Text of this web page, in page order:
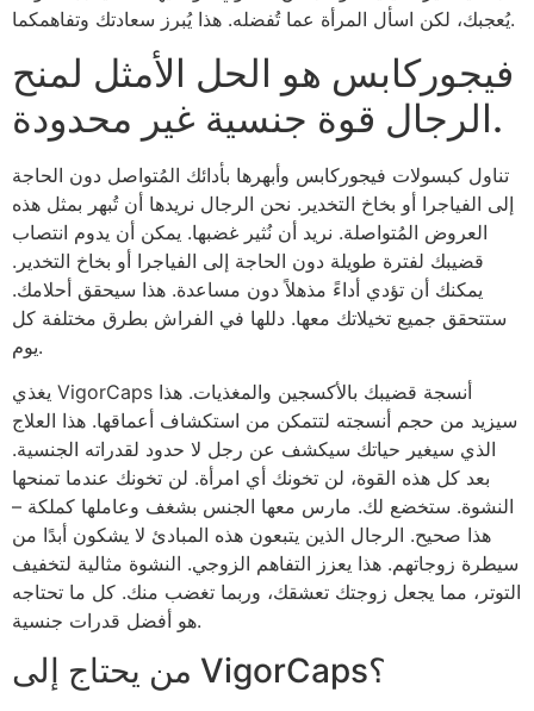
يُعجبك، لكن اسأل المرأة عما تُفضله. هذا يُبرز سعادتك وتفاهمكما.
فيجوركابس هو الحل الأمثل لمنح
الرجال قوة جنسية غير محدودة.
تناول كبسولات فيجوركابس وأبهرها بأدائك المُتواصل دون الحاجة
إلى الفياجرا أو بخاخ التخدير. نحن الرجال نريدها أن تُبهر بمثل هذه
العروض المُتواصلة. نريد أن نُثير غضبها. يمكن أن يدوم انتصاب
قضيبك لفترة طويلة دون الحاجة إلى الفياجرا أو بخاخ التخدير.
يمكنك أن تؤدي أداءً مذهلاً دون مساعدة. هذا سيحقق أحلامك.
ستتحقق جميع تخيلاتك معها. دللها في الفراش بطرق مختلفة كل
يوم.
يغذي VigorCaps أنسجة قضيبك بالأكسجين والمغذيات. هذا
سيزيد من حجم أنسجته لتتمكن من استكشاف أعماقها. هذا العلاج
الذي سيغير حياتك سيكشف عن رجل لا حدود لقدراته الجنسية.
بعد كل هذه القوة، لن تخونك أي امرأة. لن تخونك عندما تمنحها
النشوة. ستخضع لك. مارس معها الجنس بشغف وعاملها كملكة –
هذا صحيح. الرجال الذين يتبعون هذه المبادئ لا يشكون أبدًا من
سيطرة زوجاتهم. هذا يعزز التفاهم الزوجي. النشوة مثالية لتخفيف
التوتر، مما يجعل زوجتك تعشقك، وربما تغضب منك. كل ما تحتاجه
هو أفضل قدرات جنسية.
من يحتاج إلى VigorCaps؟